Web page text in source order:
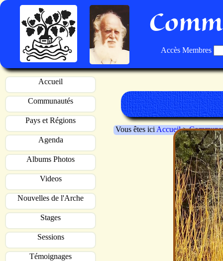
Accès Membres
Accueil
Communautés
Pays et Régions
Agenda
Albums Photos
Videos
Nouvelles de l'Arche
Stages
Sessions
Témoignages
Vous êtes ici Accueil>